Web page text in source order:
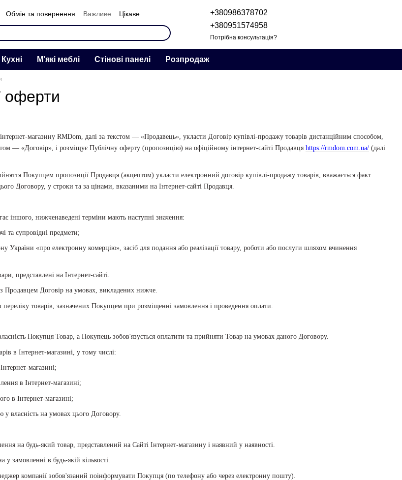
Обмін та повернення Важливе
Цікаве
+380986378702
+380951574958
Потрібна консультація?
Кухні М'які меблі Стінові панелі Розпродаж
оферти
магазину RMDom, далі за текстом — «Продавець», укласти Договір купівлі-продажу товарів дистанційним способом,
— «Договір», і розміщує Публічну оферту (пропозицію) на офіційному інтернет-сайті Продавця https://rmdom.com.ua/ (далі
Покупцем пропозиції Продавця (акцептом) укласти електронний договір купівлі-продажу товарів, вважається факт
Договору, у строки та за цінами, вказаними на Інтернет-сайті Продавця.
іншого, нижченаведені терміни мають наступні значення:
та супровідні предмети;
України «про електронну комерцію», засіб для подання або реалізації товару, роботи або послуги шляхом вчинення
представлені на Інтернет-сайті.
Продавцем Договір на умовах, викладених нижче.
товарів, зазначених Покупцем при розміщенні замовлення і проведення оплати.
Покупця Товар, а Покупець зобов'язується оплатити та прийняти Товар на умовах даного Договору.
в Інтернет-магазині, у тому числі:
магазині;
в Інтернет-магазині;
в Інтернет-магазині;
власність на умовах цього Договору.
на будь-який товар, представлений на Сайті Інтернет-магазину і наявний у наявності.
замовленні в будь-якій кількості.
компанії зобов'язаний поінформувати Покупця (по телефону або через електронну пошту).